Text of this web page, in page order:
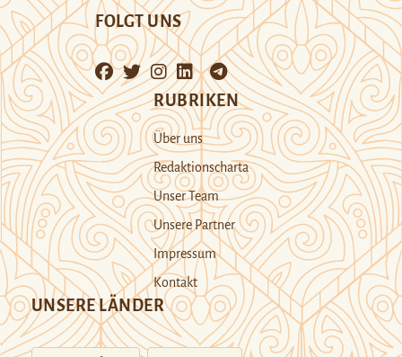
FOLGT UNS
RUBRIKEN
Über uns
Redaktionscharta
Unser Team
Unsere Partner
Impressum
Kontakt
UNSERE LÄNDER